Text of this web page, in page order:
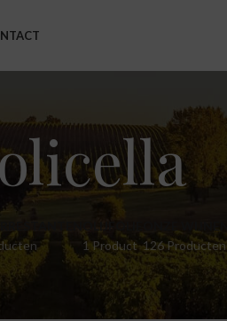
1 Product 126 Producten